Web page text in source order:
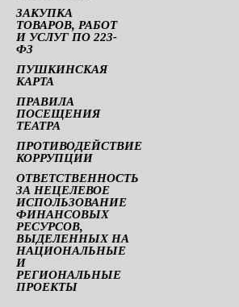
ЗАКУПКА
ТОВАРОВ, РАБОТ
И УСЛУГ ПО 223-
ФЗ
ПУШКИНСКАЯ
КАРТА
ПРАВИЛА
ПОСЕЩЕНИЯ
ТЕАТРА
ПРОТИВОДЕЙСТВИЕ
КОРРУПЦИИ
ОТВЕТСТВЕННОСТЬ
ЗА НЕЦЕЛЕВОЕ
ИСПОЛЬЗОВАНИЕ
ФИНАНСОВЫХ
РЕСУРСОВ,
ВЫДЕЛЕННЫХ НА
НАЦИОНАЛЬНЫЕ
И
РЕГИОНАЛЬНЫЕ
ПРОЕКТЫ